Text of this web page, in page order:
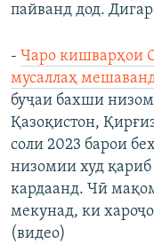
пайванд дод.
- Чаро кишварҳои
мусаллаҳ
буҷаи бахши
Қазоқистон,
соли 2023 барои
низомии худ
кардаанд. Чӣ
мекунад, ки
(видео)